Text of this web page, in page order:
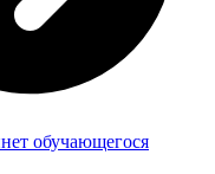
обучающегося